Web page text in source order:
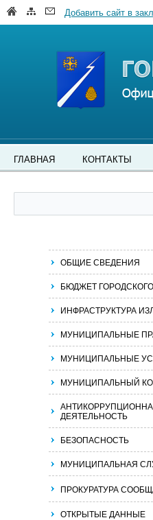
Добавить сайт в
ГЛАВНАЯ КОНТАКТЫ
ОБЩИЕ СВЕДЕНИЯ
БЮДЖЕТ
ИНФРАСТРУКТУРА
МУНИЦИПАЛЬНЫЕ
МУНИЦИПАЛЬНЫЕ
МУНИЦИПАЛЬНЫЙ
ДЕЯТЕЛЬНОСТЬ
БЕЗОПАСНОСТЬ
МУНИЦИПАЛЬНАЯ
ПРОКУРАТУРА
ОТКРЫТЫЕ ДАННЫЕ